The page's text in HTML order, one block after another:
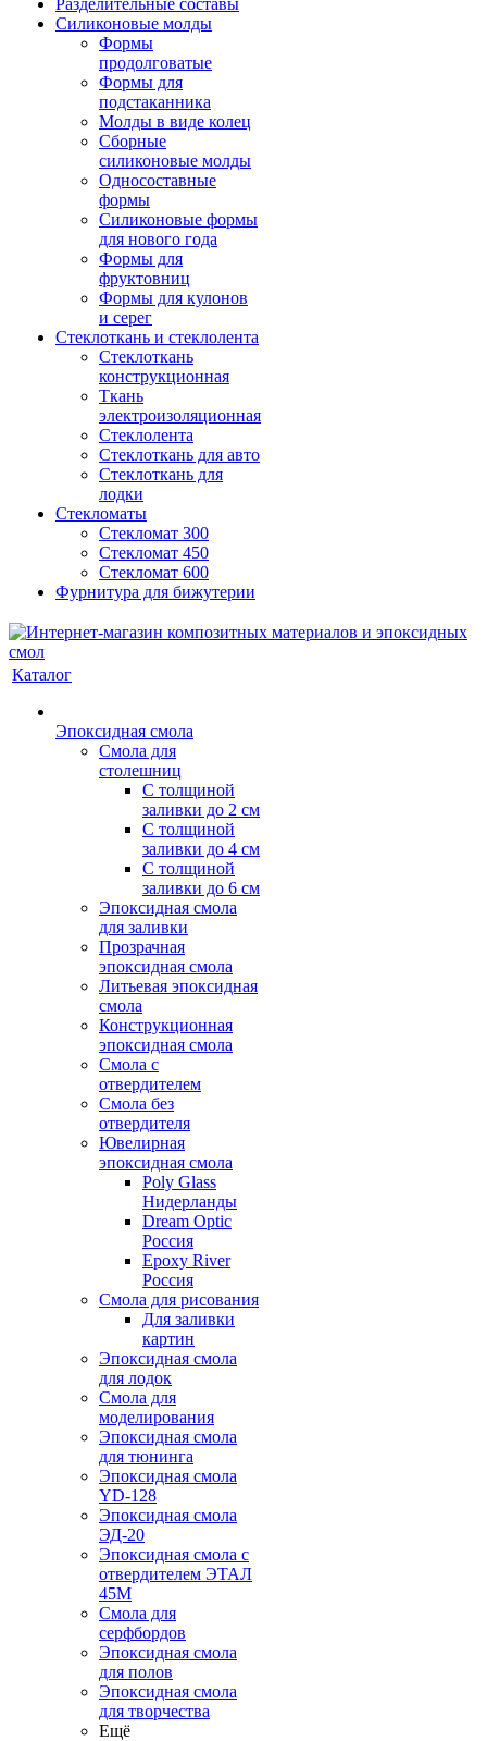
Разделительные составы
Силиконовые молды
Формы
продолговатые
Формы для
подстаканника
Молды в виде колец
Сборные
силиконовые молды
Односоставные
формы
Силиконовые формы
для нового года
Формы для
фруктовниц
Формы для кулонов
и серег
Стеклоткань и стеклолента
Стеклоткань
конструкционная
Ткань
электроизоляционная
Стеклолента
Стеклоткань для авто
Стеклоткань для
лодки
Стекломаты
Стекломат 300
Стекломат 450
Стекломат 600
Фурнитура для бижутерии
Каталог
Эпоксидная смола
Смола для
столешниц
С толщиной
заливки до 2 см
С толщиной
заливки до 4 см
С толщиной
заливки до 6 см
Эпоксидная смола
для заливки
Прозрачная
эпоксидная смола
Литьевая эпоксидная
смола
Конструкционная
эпоксидная смола
Смола с
отвердителем
Смола без
отвердителя
Ювелирная
эпоксидная смола
Poly Glass
Нидерланды
Dream Optic
Россия
Epoxy River
Россия
Смола для рисования
Для заливки
картин
Эпоксидная смола
для лодок
Смола для
моделирования
Эпоксидная смола
для тюнинга
Эпоксидная смола
YD-128
Эпоксидная смола
ЭД-20
Эпоксидная смола с
отвердителем ЭТАЛ
45М
Смола для
серфбордов
Эпоксидная смола
для полов
Эпоксидная смола
для творчества
Ещё